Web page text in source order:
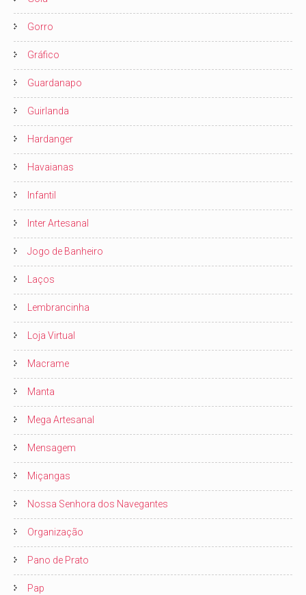
Gorro
Gráfico
Guardanapo
Guirlanda
Hardanger
Havaianas
Infantil
Inter Artesanal
Jogo de Banheiro
Laços
Lembrancinha
Loja Virtual
Macrame
Manta
Mega Artesanal
Mensagem
Miçangas
Nossa Senhora dos Navegantes
Organização
Pano de Prato
Pap